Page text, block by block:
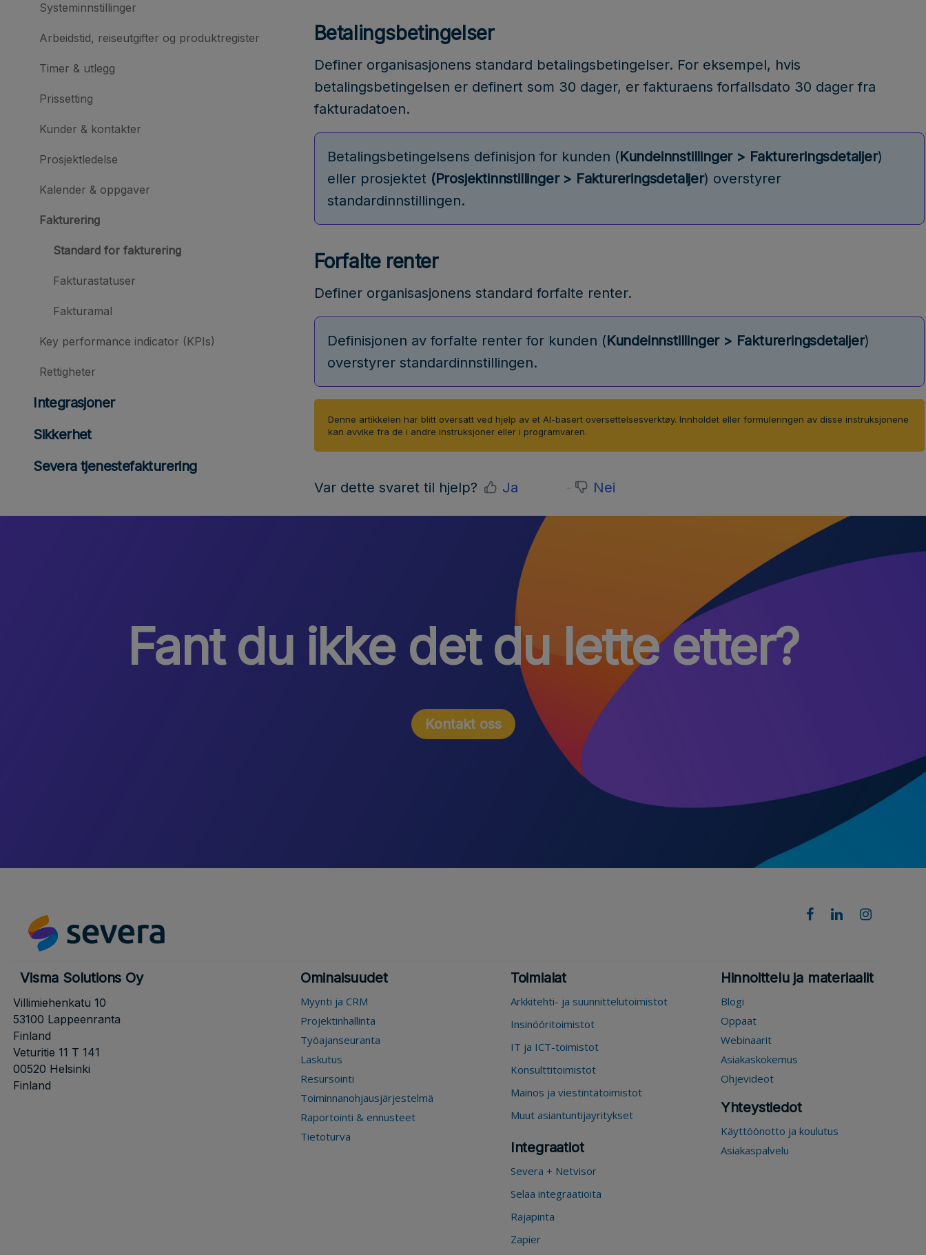
Systeminnstillinger
Arbeidstid, reiseutgifter og produktregister
Timer & utlegg
Prissetting
Kunder & kontakter
Prosjektledelse
Kalender & oppgaver
Fakturering
Standard for fakturering
Fakturastatuser
Fakturamal
Key performance indicator (KPIs)
Rettigheter
Integrasjoner
Sikkerhet
Severa tjenestefakturering
Betalingsbetingelser
Definer organisasjonens standard betalingsbetingelser. For eksempel, hvis
betalingsbetingelsen er definert som 30 dager, er fakturaens forfallsdato 30 dager fra
fakturadatoen.
Betalingsbetingelsens definisjon for kunden (Kundeinnstillinger > Faktureringsdetaljer)
eller prosjektet (Prosjektinnstillinger > Faktureringsdetaljer) overstyrer
standardinnstillingen.
Forfalte renter
Definer organisasjonens standard forfalte renter.
Definisjonen av forfalte renter for kunden (Kundeinnstillinger > Faktureringsdetaljer)
overstyrer standardinnstillingen.
Denne artikkelen har blitt oversatt ved hjelp av et AI-basert oversettelsesverktøy. Innholdet eller formuleringen av disse instruksjonene
kan avvike fra de i andre instruksjoner eller i programvaren.
Var dette svaret til hjelp? Ja Nei
Fant du ikke det du lette etter?
Kontakt oss
Visma Solutions Oy
Villimiehenkatu 10
53100 Lappeenranta
Finland
Veturitie 11 T 141
00520 Helsinki
Finland
Ominaisuudet
Myynti ja CRM
Projektinhallinta
Työajanseuranta
Laskutus
Resursointi
Toiminnanohjausjärjestelmä
Raportointi & ennusteet
Tietoturva
Toimialat
Arkkitehti- ja suunnittelutoimistot
Insinööritoimistot
IT ja ICT-toimistot
Konsulttitoimistot
Mainos ja viestintätoimistot
Muut asiantuntijayritykset
Integraatiot
Severa + Netvisor
Selaa integraatioita
Rajapinta
Zapier
Hinnoittelu ja materiaalit
Blogi
Oppaat
Webinaarit
Asiakaskokemus
Ohjevideot
Yhteystiedot
Käyttöönotto ja koulutus
Asiakaspalvelu